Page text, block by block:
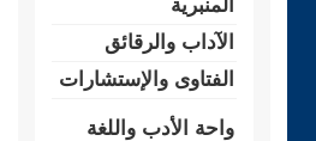
المنبرية
الآداب والرقائق
الفتاوى والإستشارات
واحة الأدب واللغة